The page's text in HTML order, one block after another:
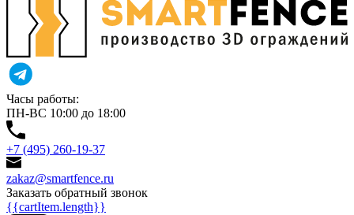
Часы работы:
ПН-ВС 10:00 до 18:00
+7 (495) 260-19-37
zakaz@smartfence.ru
Заказать обратный звонок
{{cartItem.length}}